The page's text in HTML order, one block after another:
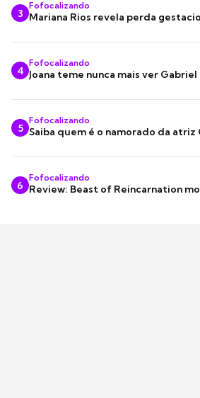
3
Fofocalizando
Mariana Rios revela perda
4
Fofocalizando
Joana teme nunca mais ver Gabriel
5
Fofocalizando
Saiba quem é o namorado da
6
Fofocalizando
Review: Beast of Reincarnation